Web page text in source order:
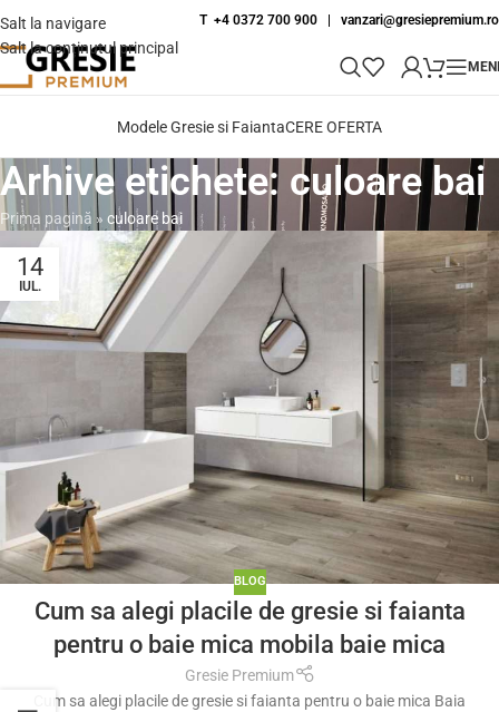
Salt la navigare
Salt la conținutul principal
T +4 0372 700 900 | vanzari@gresiepremium.ro
Modele Gresie si FaiantaCERE OFERTA
Arhive etichete: culoare bai
Prima pagină » culoare bai
14
IUL.
BLOG
Cum sa alegi placile de gresie si faianta
pentru o baie mica mobila baie mica
Gresie Premium
Cum sa alegi placile de gresie si faianta pentru o baie mica Baia